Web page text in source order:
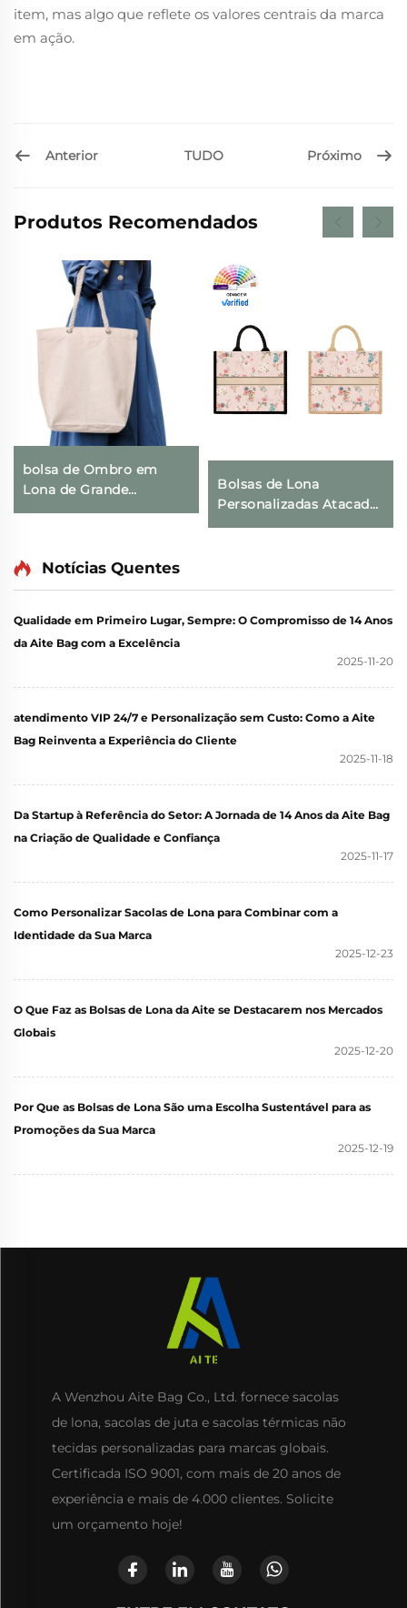
item, mas algo que reflete os valores centrais da marca
em ação.
Anterior TUDO Próximo
Produtos Recomendados
bolsa de Ombro em
Lona de Grande
Capacidade com
Bolsa Transversal para
Compras e Comércio
Bolsas de Lona
Personalizadas Atacado
com Design de Flores,
para Presente
Notícias Quentes
Qualidade em Primeiro Lugar, Sempre: O Compromisso de 14 Anos
da Aite Bag com a Excelência
2025-11-20
atendimento VIP 24/7 e Personalização sem Custo: Como a Aite
Bag Reinventa a Experiência do Cliente
2025-11-18
Da Startup à Referência do Setor: A Jornada de 14 Anos da Aite Bag
na Criação de Qualidade e Confiança
2025-11-17
Como Personalizar Sacolas de Lona para Combinar com a
Identidade da Sua Marca
2025-12-23
O Que Faz as Bolsas de Lona da Aite se Destacarem nos Mercados
Globais
2025-12-20
Por Que as Bolsas de Lona São uma Escolha Sustentável para as
Promoções da Sua Marca
2025-12-19
A Wenzhou Aite Bag Co., Ltd. fornece sacolas
de lona, sacolas de juta e sacolas térmicas não
tecidas personalizadas para marcas globais.
Certificada ISO 9001, com mais de 20 anos de
experiência e mais de 4.000 clientes. Solicite
um orçamento hoje!